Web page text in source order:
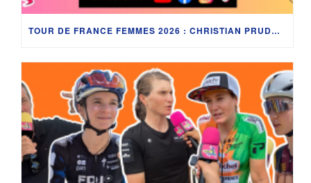
TOUR DE FRANCE FEMMES 2026 : CHRISTIAN PRUDHOMME, CÉLIA GÉRY, SHARI BOSSUYT ET LES COULISSES EN BOURGOGNE